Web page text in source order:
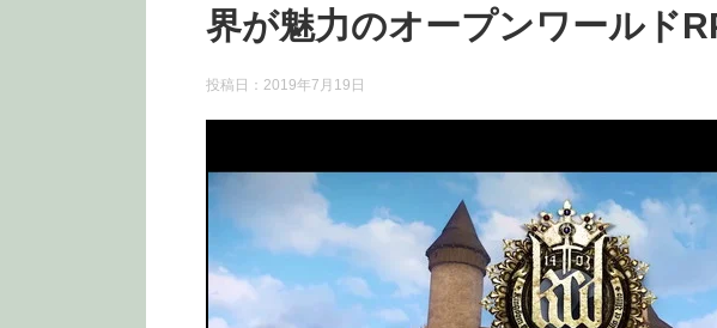
界が魅力のオープンワールド
投稿日： 2019年7月19日